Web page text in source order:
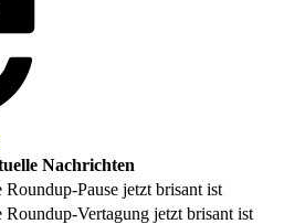
Nachrichten
Pause jetzt brisant ist
Vertagung jetzt brisant ist